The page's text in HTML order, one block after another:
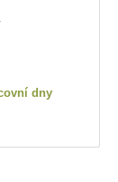
dny